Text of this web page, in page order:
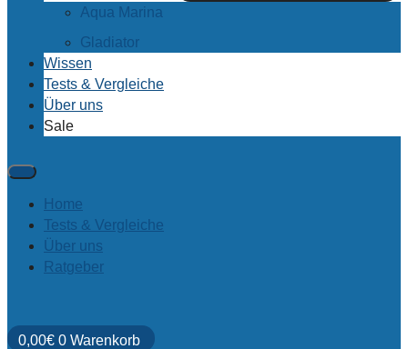
Aqua Marina
Gladiator
Wissen
Tests & Vergleiche
Über uns
Sale
Home
Tests & Vergleiche
Über uns
Ratgeber
0,00€ 0 Warenkorb